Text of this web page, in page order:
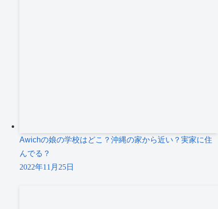
Awichの娘の学校はどこ？沖縄の家から近い？実家に住
んでる？
2022年11月25日